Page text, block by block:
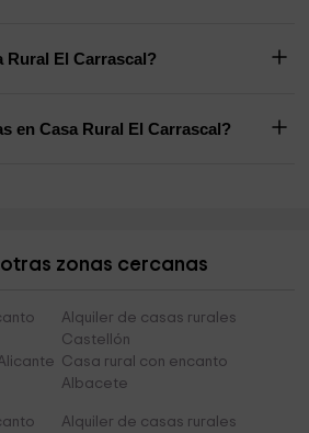
Rural El Carrascal?
en Casa Rural El Carrascal?
zonas cercanas
Alquiler de casas rurales
Castellón
Casa rural con encanto
Albacete
Alquiler de casas rurales